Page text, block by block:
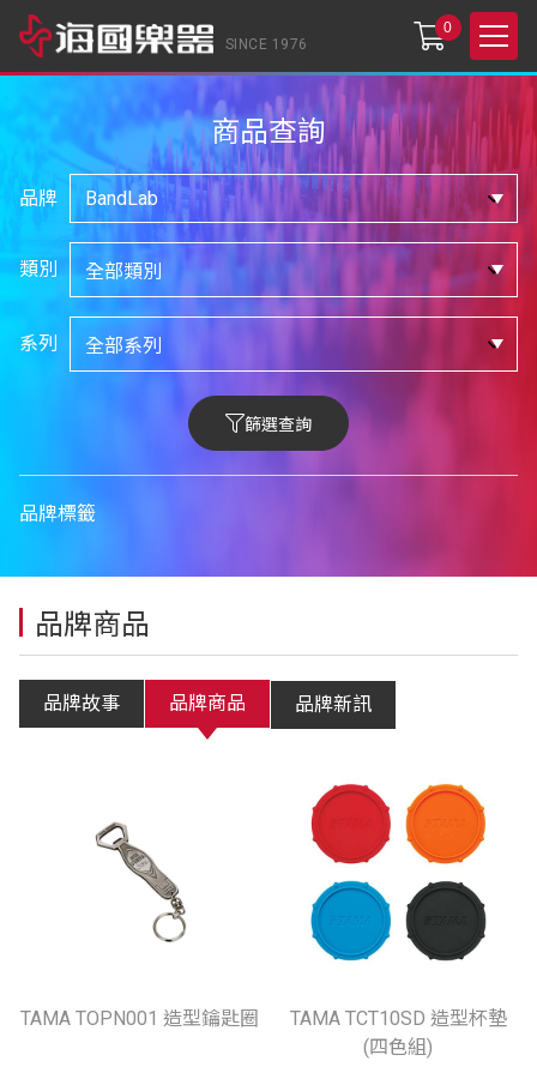
SINCE 1976
0
商品查詢
品牌
類別
系列
篩選查詢
品牌標籤
品牌商品
品牌故事 品牌商品 品牌新訊
TAMA TOPN001 造型鑰匙圈
TAMA TCT10SD 造型杯墊
(四色組)